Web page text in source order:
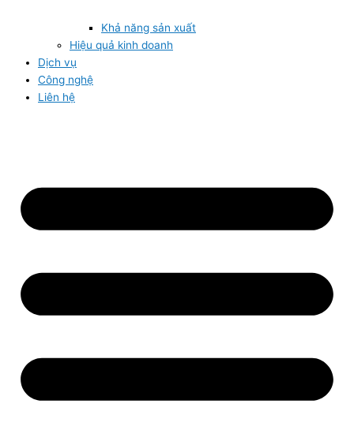
Khả năng sản xuất
Hiệu quả kinh doanh
Dịch vụ
Công nghệ
Liên hệ